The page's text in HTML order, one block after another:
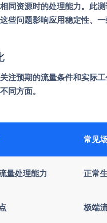
同资源时的处理能力。此测
些问题影响应用稳定性、
注预期的流量条件和实际
同方面。
常见
量处理能力 正常
极端